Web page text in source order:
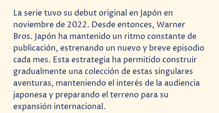
La serie tuvo su debut original en Japón en
noviembre de 2022. Desde entonces, Warner
Bros. Japón ha mantenido un ritmo constante de
publicación, estrenando un nuevo y breve episodio
cada mes. Esta estrategia ha permitido construir
gradualmente una colección de estas singulares
aventuras, manteniendo el interés de la audiencia
japonesa y preparando el terreno para su
expansión internacional.